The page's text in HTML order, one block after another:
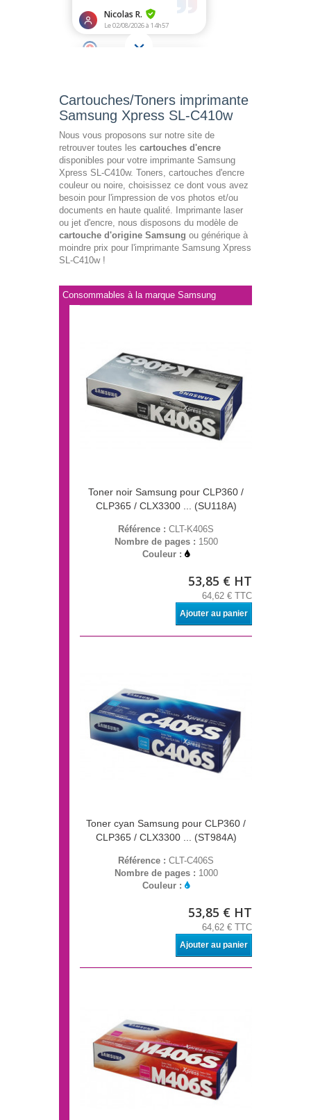
Cartouches/Toners imprimante
Samsung Xpress SL-C410w
Nous vous proposons sur notre site de
retrouver toutes les cartouches d'encre
disponibles pour votre imprimante Samsung
Xpress SL-C410w. Toners, cartouches d'encre
couleur ou noire, choisissez ce dont vous avez
besoin pour l'impression de vos photos et/ou
documents en haute qualité. Imprimante laser
ou jet d'encre, nous disposons du modèle de
cartouche d'origine Samsung ou générique à
moindre prix pour l'imprimante Samsung Xpress
SL-C410w !
Consommables à la marque Samsung
Toner noir Samsung pour CLP360 /
CLP365 / CLX3300 ... (SU118A)
Référence : CLT-K406S
Nombre de pages : 1500
Couleur :
53,85 € HT
64,62 € TTC
Ajouter au panier
Toner cyan Samsung pour CLP360 /
CLP365 / CLX3300 ... (ST984A)
Référence : CLT-C406S
Nombre de pages : 1000
Couleur :
53,85 € HT
64,62 € TTC
Ajouter au panier